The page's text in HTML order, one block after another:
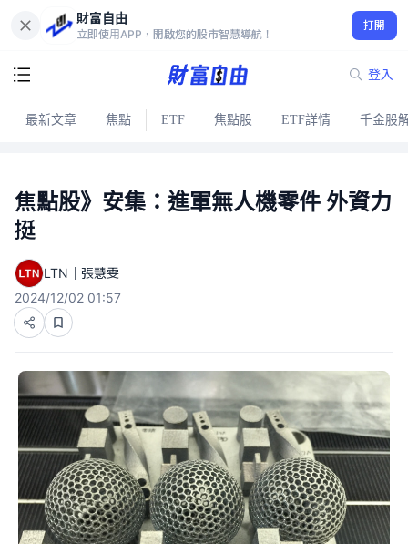
財富自由
立即使用APP，開啟您的股市智慧導航！
打開
登入
最新文章 焦點 ETF 焦點股 ETF詳情 千金股
焦點股》安集：進軍無人機零件 外資力
挺
LTN｜張慧雯
2024/12/02 01:57